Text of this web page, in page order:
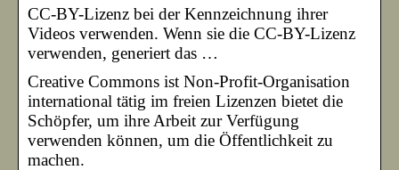
CC-BY-Lizenz bei der Kennzeichnung ihrer
Videos verwenden. Wenn sie die CC-BY-Lizenz
verwenden, generiert das …
Creative Commons ist Non-Profit-Organisation
international tätig im freien Lizenzen bietet die
Schöpfer, um ihre Arbeit zur Verfügung
verwenden können, um die Öffentlichkeit zu
machen.